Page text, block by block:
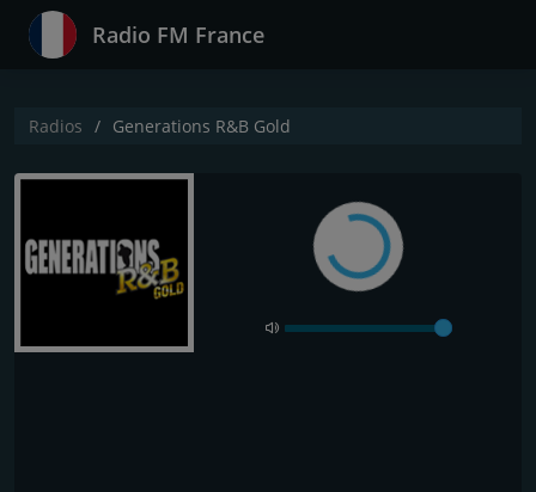
Radio FM France
Radios Generations R&B Gold